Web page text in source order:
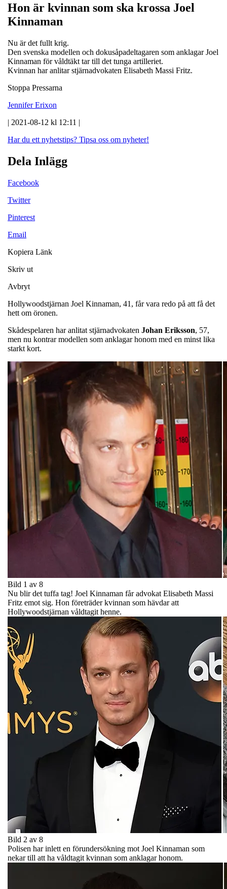
Hon är kvinnan som ska krossa Joel
Kinnaman
Nu är det fullt krig.
Den svenska modellen och dokusåpadeltagaren som anklagar Joel
Kinnaman för våldtäkt tar till det tunga artilleriet.
Kvinnan har anlitar stjärnadvokaten Elisabeth Massi Fritz.
Stoppa Pressarna
Jennifer Erixon
| 2021-08-12 kl 12:11 |
Har du ett nyhetstips? Tipsa oss om nyheter!
Dela Inlägg
Facebook
Twitter
Pinterest
Email
Kopiera Länk
Skriv ut
Avbryt
Hollywoodstjärnan Joel Kinnaman, 41, får vara redo på att få det
hett om öronen.
Skådespelaren har anlitat stjärnadvokaten Johan Eriksson, 57,
men nu kontrar modellen som anklagar honom med en minst lika
starkt kort.
Bild 1 av 8
Nu blir det tuffa tag! Joel Kinnaman får advokat Elisabeth Massi
Fritz emot sig. Hon företräder kvinnan som hävdar att
Hollywoodstjärnan våldtagit henne.
Bild 2 av 8
Polisen har inlett en förundersökning mot Joel Kinnaman som
nekar till att ha våldtagit kvinnan som anklagar honom.